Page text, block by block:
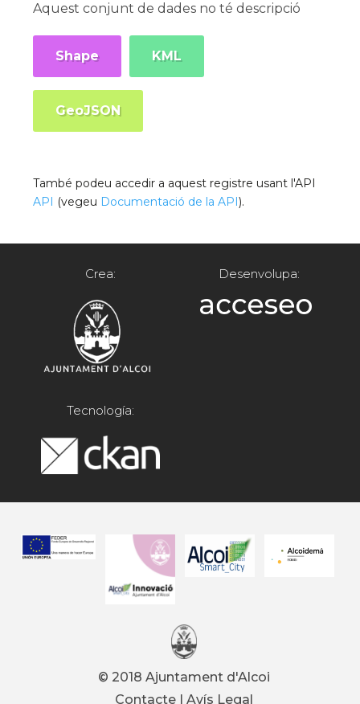
Aquest conjunt de dades no té descripció
Shape KML
GeoJSON
També podeu accedir a aquest registre usant l'API
API (vegeu Documentació de la API).
Crea: Desenvolupa:
Tecnología:
© 2018 Ajuntament d'Alcoi
Contacte | Avís Legal